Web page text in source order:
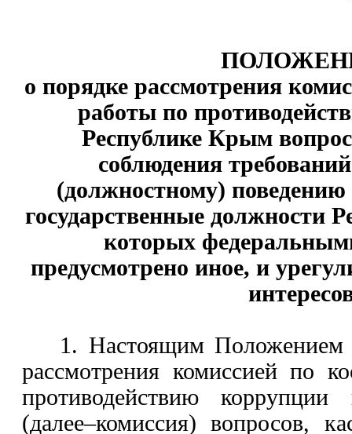
о порядке рассмотрения
работы по
Республике Крым
соблюдения
(должностному)
государственные должности
которых
предусмотрено иное, и
1. Настоящим Положением
рассмотрения комиссией по
противодействию
(далее–комиссия) вопросов,